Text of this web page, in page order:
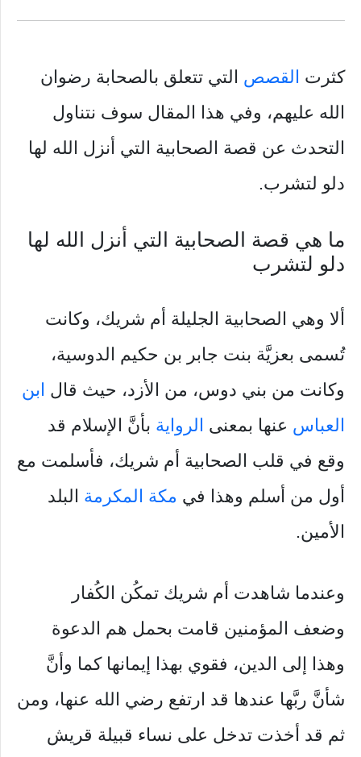
كثرت القصص التي تتعلق بالصحابة رضوان
الله عليهم، وفي هذا المقال سوف نتناول
التحدث عن قصة الصحابية التي أنزل الله لها
دلو لتشرب.
ما هي قصة الصحابية التي أنزل الله لها
دلو لتشرب
ألا وهي الصحابية الجليلة أم شريك، وكانت
تُسمى بعزيَّة بنت جابر بن حكيم الدوسية،
وكانت من بني دوس، من الأزد، حيث قال ابن
العباس عنها بمعنى الرواية بأنَّ الإسلام قد
وقع في قلب الصحابية أم شريك، فأسلمت مع
أول من أسلم وهذا في مكة المكرمة البلد
الأمين.
وعندما شاهدت أم شريك تمكُن الكُفار
وضعف المؤمنين قامت بحمل هم الدعوة
وهذا إلى الدين، فقوي بهذا إيمانها كما وأنَّ
شأنَّ ربَّها عندها قد ارتفع رضي الله عنها، ومن
ثم قد أخذت تدخل على نساء قبيلة قريش